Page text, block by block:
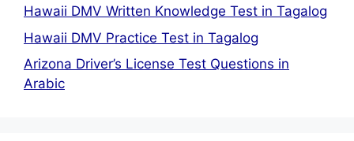
Hawaii DMV Written Knowledge Test in Tagalog
Hawaii DMV Practice Test in Tagalog
Arizona Driver’s License Test Questions in
Arabic